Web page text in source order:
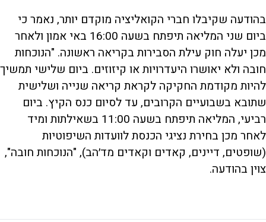
בהודעה שקיבלו חברי הקואליציה מוקדם יותר, נאמר כי
ביום שני המליאה תיפתח בשעה 16:00 באי אמון ולאחר
מכן יעלה חוק עילת הסבירות בקריאה ראשונה. "הנוכחות
חובה ולא יאושרו היעדרויות או קיזוזים. ביום שלישי תמשיך
להיות מקודמת החקיקה לקראת קריאה שנייה ושלישית
שתובא בשבועיים הקרובים, עד לסיום כנס הקיץ. ביום
רביעי, המליאה תיפתח בשעה 11:00 בשאילתות ומיד
לאחר מכן בחירת נציגי הכנסת לוועדות השיפוטיות
(שופטים, דיינים, קאדים וקאדים מד׳הב), "הנוכחות חובה",
צוין בהודעה.